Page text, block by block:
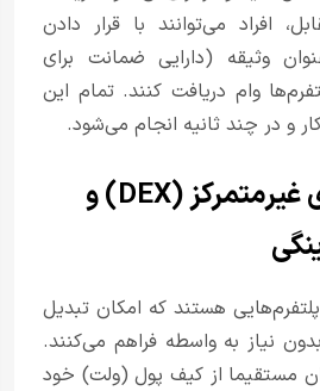
افراد می‌توانند با قرار دادن
وثیقه (دارایی ضمانت برای
وام دریافت کنند. تمام این
و در چند ثانیه انجام می‌شود.
2.2. صرافی‌های غیرمتمرکز (DEX) و
هستند که امکان تبدیل
بدون نیاز به واسطه فراهم می‌کنند.
مستقیما از کیف پول (ولت) خود